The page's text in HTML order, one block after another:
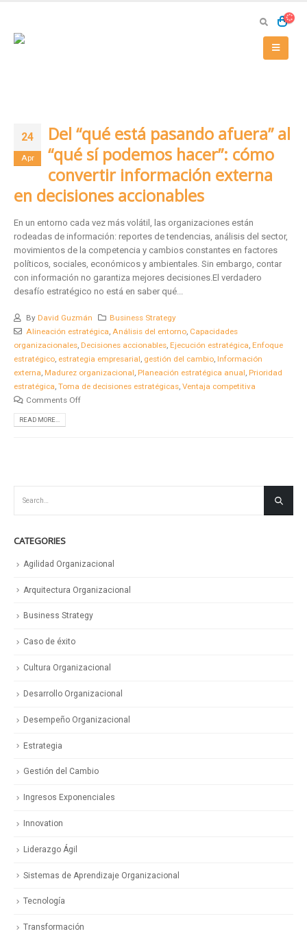
24
Apr
Del “qué está pasando afuera” al
“qué sí podemos hacer”: cómo
convertir información externa
en decisiones accionables
En un entorno cada vez más volátil, las organizaciones están
rodeadas de información: reportes de tendencias, análisis del sector,
movimientos de la competencia y cambios constantes en factores
políticos, sociales, económicos y ambientales. Sin embargo, contar
con información no garantiza mejores decisiones.El verdadero
desafío estratégico no está en saber qué...
By David Guzmán
Business Strategy
Alineación estratégica, Análisis del entorno, Capacidades
organizacionales, Decisiones accionables, Ejecución estratégica, Enfoque
estratégico, estrategia empresarial, gestión del cambio, Información
externa, Madurez organizacional, Planeación estratégica anual, Prioridad
estratégica, Toma de decisiones estratégicas, Ventaja competitiva
Comments Off
READ MORE...
CATEGORIES
Agilidad Organizacional
Arquitectura Organizacional
Business Strategy
Caso de éxito
Cultura Organizacional
Desarrollo Organizacional
Desempeño Organizacional
Estrategia
Gestión del Cambio
Ingresos Exponenciales
Innovation
Liderazgo Ágil
Sistemas de Aprendizaje Organizacional
Tecnología
Transformación